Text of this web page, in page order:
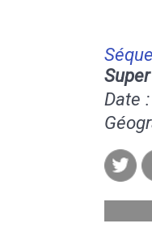
Date :